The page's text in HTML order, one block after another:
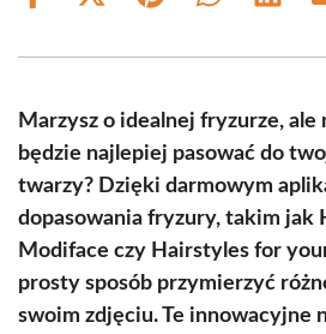
(Twitter)
Marzysz o idealnej fryzurze, ale
będzie najlepiej pasować do
twarzy? Dzięki darmowym
dopasowania fryzury, takim jak
Modiface czy Hairstyles for
prosty sposób przymierzyć
swoim zdjęciu. Te innowacyjne